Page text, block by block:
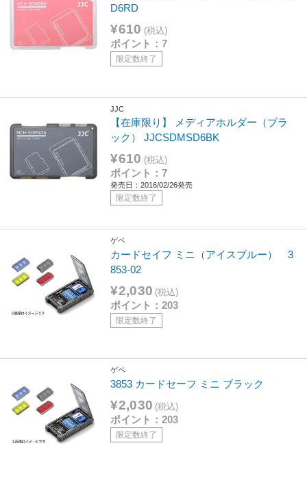
D6RD
¥610 (税込)
ポイント：7
限定数終了
JJC
【在庫限り】 メディアホルダー（ブラ
ック） JJCSDMSD6BK
¥610 (税込)
ポイント：7
発売日：2016/02/26発売
限定数終了
ゲペ
カードセイフ ミニ（アイスブルー） 3
853-02
¥2,030 (税込)
ポイント：203
限定数終了
ゲペ
3853 カードセーフ ミニ ブラック
¥2,030 (税込)
ポイント：203
限定数終了